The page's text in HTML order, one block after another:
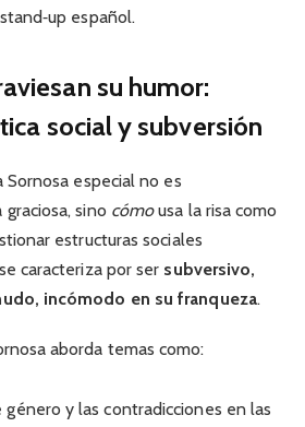
español.
su humor:
social y subversión
Sornosa especial no es
sino cómousa la risa como
estructuras sociales
caracteriza por ser subversivo,
incómodo en su franqueza.
aborda temas como:
género y las contradicciones en las